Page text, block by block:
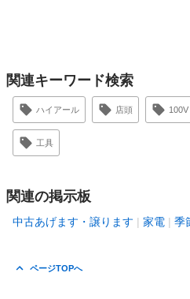
関連キーワード検索
ハイアール 店頭 100V
工具
関連の掲示板
中古あげます・譲ります 家電 季
ページTOPへ